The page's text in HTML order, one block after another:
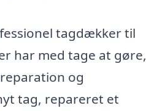
tagdækker til
har med tage at gøre,
og
tag, repareret et